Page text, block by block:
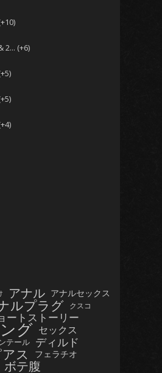
+10
2... +6
+5
+5
+4
アナル アナルセックス
ルプラグ クスコ
ートストーリー
グ セックス
テール ディルド
アス フェラチオ
ボテ腹